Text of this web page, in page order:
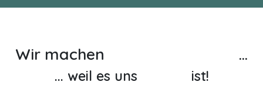
Wir machen ...
... weil es uns ist!